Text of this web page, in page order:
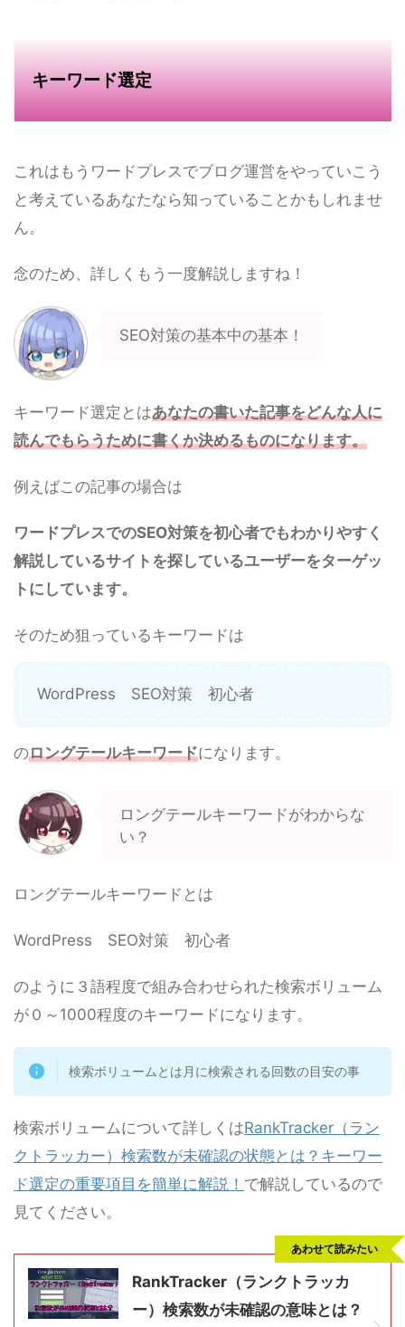
キーワード選定
これはもうワードプレスでブログ運営をやっていこう
と考えているあなたなら知っていることかもしれませ
ん。
念のため、詳しくもう一度解説しますね！
SEO対策の基本中の基本！
キーワード選定とはあなたの書いた記事をどんな人に
読んでもらうために書くか決めるものになります。
例えばこの記事の場合は
ワードプレスでのSEO対策を初心者でもわかりやすく
解説しているサイトを探しているユーザーをターゲッ
トにしています。
そのため狙っているキーワードは
WordPress SEO対策 初心者
のロングテールキーワードになります。
ロングテールキーワードがわからな
い？
ロングテールキーワードとは
WordPress SEO対策 初心者
のように３語程度で組み合わせられた検索ボリューム
が０～1000程度のキーワードになります。
検索ボリュームとは月に検索される回数の目安の事
検索ボリュームについて詳しくはRankTracker（ラン
クトラッカー）検索数が未確認の状態とは？キーワー
ド選定の重要項目を簡単に解説！ で解説しているので
見てください。
RankTracker（ランクトラッカ
ー）検索数が未確認の意味とは？
あわせて読みたい